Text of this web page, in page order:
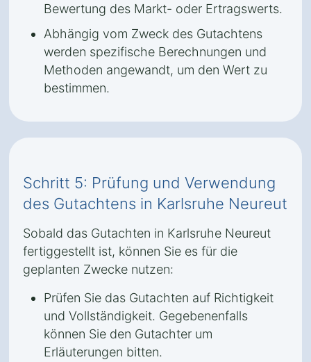
Bewertung des Markt- oder Ertragswerts.
Abhängig vom Zweck des Gutachtens
werden spezifische Berechnungen und
Methoden angewandt, um den Wert zu
bestimmen.
Schritt 5: Prüfung und Verwendung
des Gutachtens in Karlsruhe Neureut
Sobald das Gutachten in Karlsruhe Neureut
fertiggestellt ist, können Sie es für die
geplanten Zwecke nutzen:
Prüfen Sie das Gutachten auf Richtigkeit
und Vollständigkeit. Gegebenenfalls
können Sie den Gutachter um
Erläuterungen bitten.